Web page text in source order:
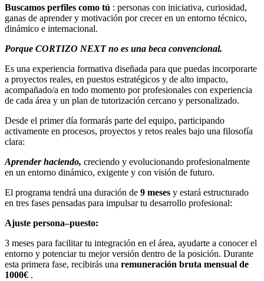
Buscamos perfiles como tú : personas con iniciativa, curiosidad,
ganas de aprender y motivación por crecer en un entorno técnico,
dinámico e internacional.
Porque CORTIZO NEXT no es una beca convencional.
Es una experiencia formativa diseñada para que puedas incorporarte
a proyectos reales, en puestos estratégicos y de alto impacto,
acompañado/a en todo momento por profesionales con experiencia
de cada área y un plan de tutorización cercano y personalizado.
Desde el primer día formarás parte del equipo, participando
activamente en procesos, proyectos y retos reales bajo una filosofía
clara:
Aprender haciendo, creciendo y evolucionando profesionalmente
en un entorno dinámico, exigente y con visión de futuro.
El programa tendrá una duración de 9 meses y estará estructurado
en tres fases pensadas para impulsar tu desarrollo profesional:
Ajuste persona–puesto:
3 meses para facilitar tu integración en el área, ayudarte a conocer el
entorno y potenciar tu mejor versión dentro de la posición. Durante
esta primera fase, recibirás una remuneración bruta mensual de
1000€ .